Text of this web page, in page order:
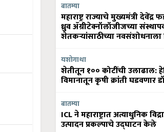
बातम्या
महाराष्ट्र राज्याचे मुख्यमंत्री
ध्रुव ॲग्रीटेक्नॉलॉजीजच्या
शेतकऱ्यांसाठीच्या
यशोगाथा
शेतीतून १०० कोटींची उलाढाल:
विमानातून कृषी क्रांती घडवणार
बातम्या
ICL ने महाराष्ट्रात अत्याधुनिक
उत्पादन प्रकल्पाचे उद्घाटन केले